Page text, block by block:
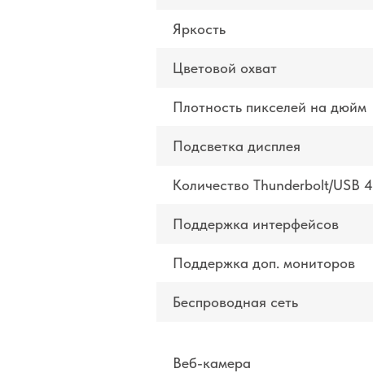
Яркость
Цветовой охват
Плотность пикселей на дюйм
Подсветка дисплея
Количество Thunderbolt/USB 4
Поддержка интерфейсов
Поддержка доп. мониторов
Беспроводная сеть
Веб-камера